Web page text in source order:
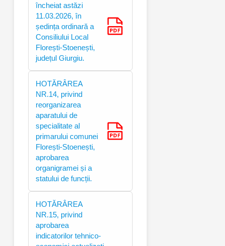
încheiat astăzi
11.03.2026, în
ședința ordinară a
Consiliului Local
Florești-Stoenești,
județul Giurgiu.
HOTĂRÂREA
NR.14, privind
reorganizarea
aparatului de
specialitate al
primarului comunei
Florești-Stoenești,
aprobarea
organigramei și a
statului de funcții.
HOTĂRÂREA
NR.15, privind
aprobarea
indicatorilor tehnico-